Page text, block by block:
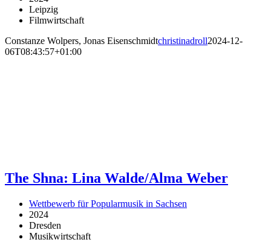
Leipzig
Filmwirtschaft
Constanze Wolpers, Jonas Eisenschmidtchristinadroll2024-12-
06T08:43:57+01:00
The Shna: Lina Walde/Alma Weber
Wettbewerb für Popularmusik in Sachsen
2024
Dresden
Musikwirtschaft